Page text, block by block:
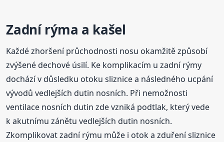
Zadnírýma a kašel
Každé zhoršení průchodnosti nosu okamžitě způsobí
zvýšené dechové úsilí. Ke komplikacím u zadní rýmy
dochází v důsledku otoku sliznice a následného ucpání
vývodů vedlejších dutin nosních. Při nemožnosti
ventilace nosních dutin zde vzniká podtlak, který vede
k akutnímu zánětu vedlejších dutin nosních.
Zkomplikovat zadní rýmu může i otok a zduření sliznice